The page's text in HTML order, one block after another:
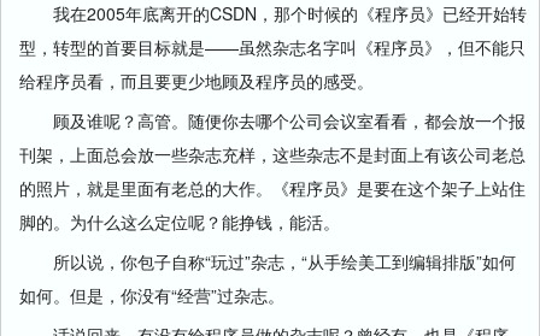
我在2005年底离开的CSDN，那个时候的《程序员》已经开始转
型，转型的首要目标就是——虽然杂志名字叫《程序员》，但不能只
给程序员看，而且要更少地顾及程序员的感受。
顾及谁呢？高管。随便你去哪个公司会议室看看，都会放一个报
刊架，上面总会放一些杂志充样，这些杂志不是封面上有该公司老总
的照片，就是里面有老总的大作。《程序员》是要在这个架子上站住
脚的。为什么这么定位呢？能挣钱，能活。
所以说，你包子自称“玩过”杂志，“从手绘美工到编辑排版”如何
如何。但是，你没有“经营”过杂志。